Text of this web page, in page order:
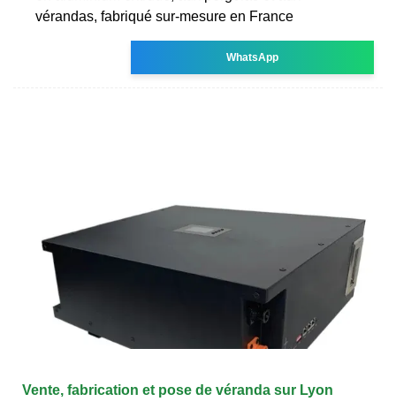
vérandas, fabriqué sur-mesure en France
WhatsApp
Vente, fabrication et pose de véranda sur Lyon